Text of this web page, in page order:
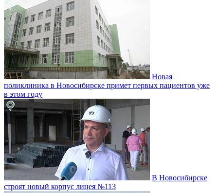
Новая
поликлиника в Новосибирске примет первых пациентов уже
в этом году
В Новосибирске
строят новый корпус лицея №113